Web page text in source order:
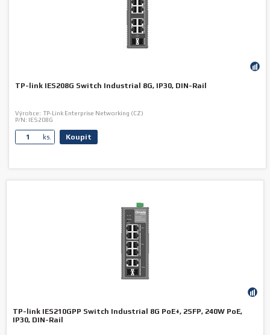
TP-link IES208G Switch Industrial 8G, IP30, DIN-Rail
Výrobce: TP-Link Enterprise Networking (CZ)
P/N: IES208G
ks. Koupit
TP-link IES210GPP Switch Industrial 8G PoE+, 2SFP, 240W PoE,
IP30, DIN-Rail